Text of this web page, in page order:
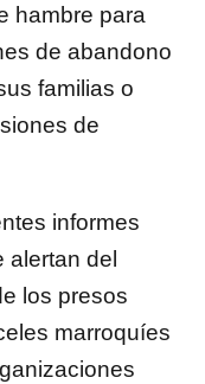
hambre para
de abandono
familias o
de
informes
del
los presos
marroquíes